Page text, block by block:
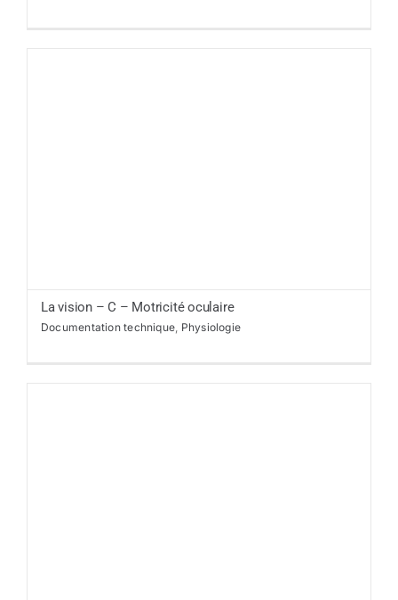
La vision – C – Motricité oculaire
Documentation technique, Physiologie